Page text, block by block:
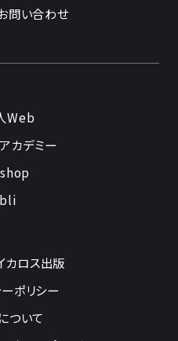
問い合わせ
Web
カデミー
カロス出版
ポリシー
ついて